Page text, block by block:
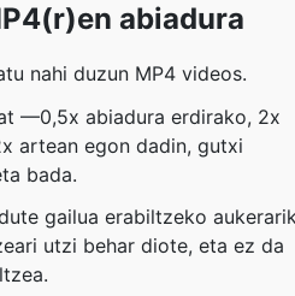
abiadura
nahi duzun MP4 videos.
—0,5x abiadura erdirako, 2x
artean egon dadin, gutxi
bada.
gailua erabiltzeko
utzi behar diote, eta ez da